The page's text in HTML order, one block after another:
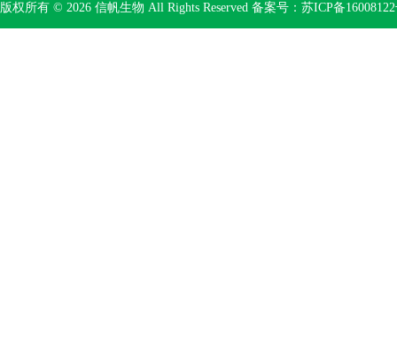
版权所有 © 2026 信帆生物 All Rights Reserved 备案号： 苏ICP备